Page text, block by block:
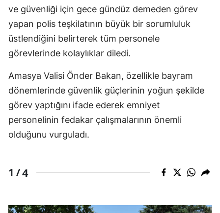
ve güvenliği için gece gündüz demeden görev
yapan polis teşkilatının büyük bir sorumluluk
üstlendiğini belirterek tüm personele
görevlerinde kolaylıklar diledi.
Amasya Valisi Önder Bakan, özellikle bayram
dönemlerinde güvenlik güçlerinin yoğun şekilde
görev yaptığını ifade ederek emniyet
personelinin fedakar çalışmalarının önemli
olduğunu vurguladı.
1 /4